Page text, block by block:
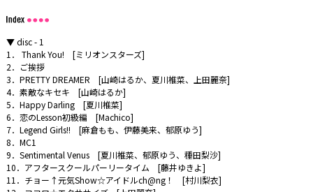
▼ disc - 1
1． Thank You! [ミリオンスターズ]
2．ご挨拶
3．PRETTY DREAMER [山崎はるか、夏川椎菜、上田麗奈]
4．素敵なキセキ [山崎はるか]
5．Happy Darling [夏川椎菜]
6．恋のLesson初級編 [Machico]
7．Legend Girls!! [麻倉もも、伊藤美来、郁原ゆう]
8．MC1
9．Sentimental Venus [夏川椎菜、郁原ゆう、種田梨沙]
10．アフタースクールパーリータイム [藤井ゆきよ]
11．チョー↑元気Show☆アイドルch@ng！ [村川梨衣]